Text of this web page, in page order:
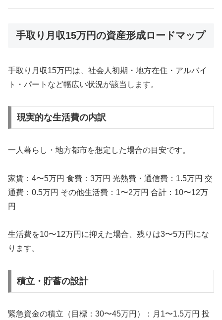
手取り月収15万円の資産形成ロードマップ
手取り月収15万円は、社会人初期・地方在住・アルバイ
ト・パートなど幅広い状況が該当します。
現実的な生活費の内訳
一人暮らし・地方都市を想定した場合の目安です。
家賃：4〜5万円 食費：3万円 光熱費・通信費：1.5万円 交
通費：0.5万円 その他生活費：1〜2万円 合計：10〜12万
円
生活費を10〜12万円に抑えた場合、残りは3〜5万円にな
ります。
積立・貯蓄の設計
緊急資金の積立（目標：30〜45万円）：月1〜1.5万円 投